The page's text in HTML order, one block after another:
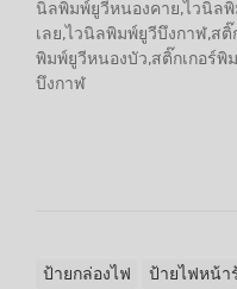
นิลพิมพ์ยูวีหนองคาย,ไวนิล
เลย,ไวนิลพิมพ์ยูวีบึงกาฬ,ส
พิมพ์ยูวีหนองบัว,สติ๊กเกอร์พิ
บึงกาฬ
ป้ายกล่องไฟ ป้ายไฟหน้า